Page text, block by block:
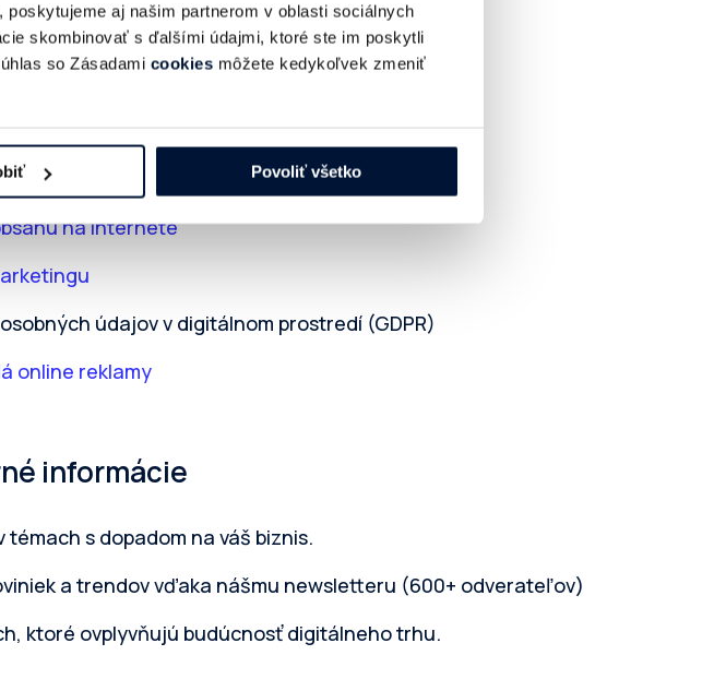
aj našim partnerom v oblasti sociálnych
skombinovať s ďalšími údajmi, ktoré ste im poskytli
so Zásadami cookies môžete kedykoľvek zmeniť
Povoliť všetko
a user-friendly prostredie digitálnej reklamy.
a implementácii kódexov a štandardov:
na internete
údajov v digitálnom prostredí (GDPR)
online reklamy
informácie
témach s dopadom na váš biznis.
a trendov vďaka nášmu newsletteru (600+ odverateľov)
ktoré ovplyvňujú budúcnosť digitálneho trhu.